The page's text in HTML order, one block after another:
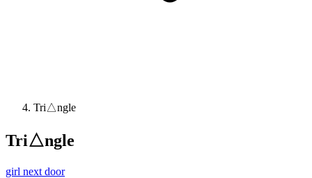
Tri△ngle
Tri△ngle
girl next door